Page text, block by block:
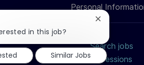
Personal
Search jobs
Professions
in this job?
Close
notification
Similar Jobs